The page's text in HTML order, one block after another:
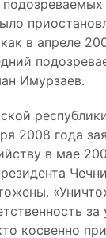
в апреле
Имурзаев.
2008 года
в мае
за
косвенно